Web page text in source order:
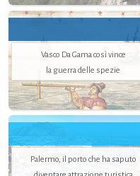
Vasco Da Gama così vince
la guerra delle spezie
Palermo, il porto che ha saputo
diventare attrazione turistica